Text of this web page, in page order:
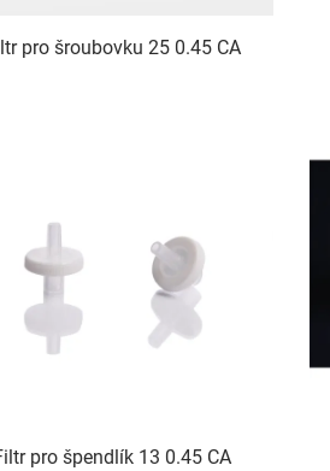
pro šroubovku 25 0.45 CA
pro špendlík 13 0.45 CA